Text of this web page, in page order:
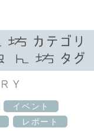
イベント
レポート